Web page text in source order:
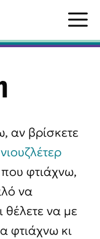
αν βρίσκετε
που φτιάχνω,
να
θέλετε να με
φτιάχνω κι